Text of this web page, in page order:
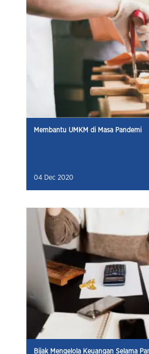
Membantu UMKM di Masa Pandemi
04 Dec 2020
Bijak Mengelola Keuangan Selama